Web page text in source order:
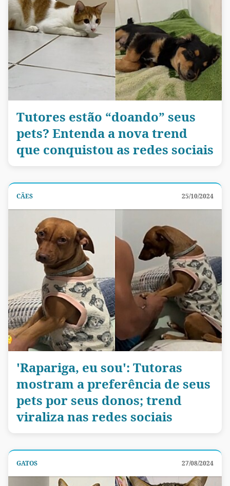
Tutores estão “doando” seus
pets? Entenda a nova trend
que conquistou as redes sociais
CÃES 25/10/2024
'Rapariga, eu sou': Tutoras
mostram a preferência de seus
pets por seus donos; trend
viraliza nas redes sociais
GATOS 27/08/2024